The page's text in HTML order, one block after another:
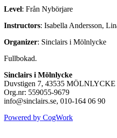
Level: Från Nybörjare
Instructors: Isabella Andersson,
Organizer: Sinclairs i Mölnlycke
Fullbokad.
Sinclairs i Mölnlycke
Duvstigen 7, 43535 MÖLNLYCKE
Org.nr: 559055-9679
info@sinclairs.se, 010-164 06 90
Powered by CogWork